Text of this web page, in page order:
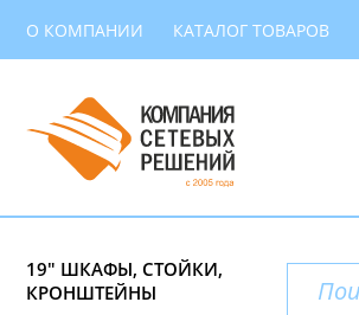
О КОМПАНИИ КАТАЛОГ ТОВАРОВ
19" ШКАФЫ, СТОЙКИ,
КРОНШТЕЙНЫ